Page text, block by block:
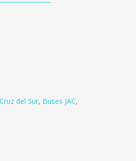
Cruz del Sur, Buses JAC,